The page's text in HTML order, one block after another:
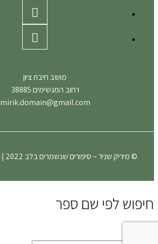
מושב חיבת ציון
רחוב המגשימים 38885
mirik.domain@gmail.com
© מיריק שניר – סיפורים שנשמרים בלב 2022 | website:
חיפוש לפי שם ספר